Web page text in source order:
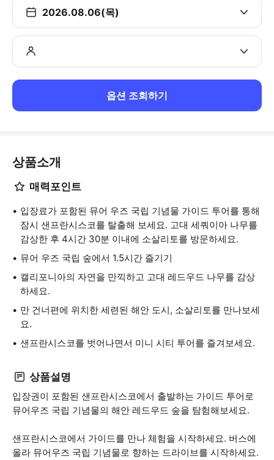
2026.08.06(목)
옵션 조회하기
상품소개
매력포인트
입장료가 포함된 뮤어 우즈 국립 기념물 가이드 투어를 통해
잠시 샌프란시스코를 탈출해 보세요. 고대 세쿼이아 나무를
감상한 후 4시간 30분 이내에 소살리토를 방문하세요.
뮤어 우즈 국립 숲에서 1.5시간 즐기기
캘리포니아의 자연을 만끽하고 고대 레드우드 나무를 감상
하세요.
만 건너편에 위치한 세련된 해안 도시, 소살리토를 만나보세
요.
샌프란시스코를 벗어나면서 미니 시티 투어를 즐겨보세요.
상품설명
입장권이 포함된 샌프란시스코에서 출발하는 가이드 투어로
뮤어우즈 국립 기념물의 해안 레드우드 숲을 탐험해보세요.
샌프란시스코에서 가이드를 만나 체험을 시작하세요. 버스에
올라 뮤어우즈 국립 기념물로 향하는 드라이브를 시작하세요.